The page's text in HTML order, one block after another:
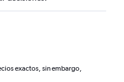
exactos, sin embargo,